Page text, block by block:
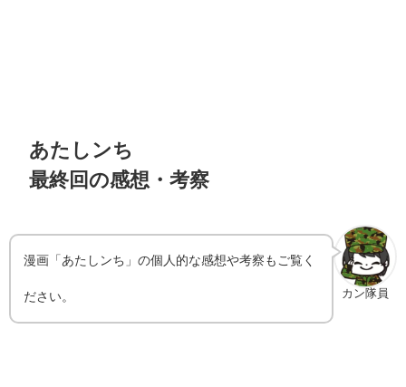
あたしンち
最終回の感想・考察
カン隊員
漫画「あたしンち」の個人的な感想や考察もご覧く
ださい。